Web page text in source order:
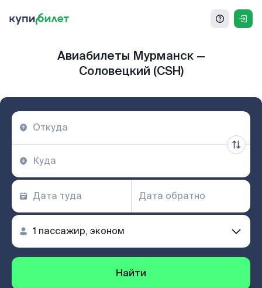
Авиабилеты Мурманск —
Соловецкий (CSH)
Найти